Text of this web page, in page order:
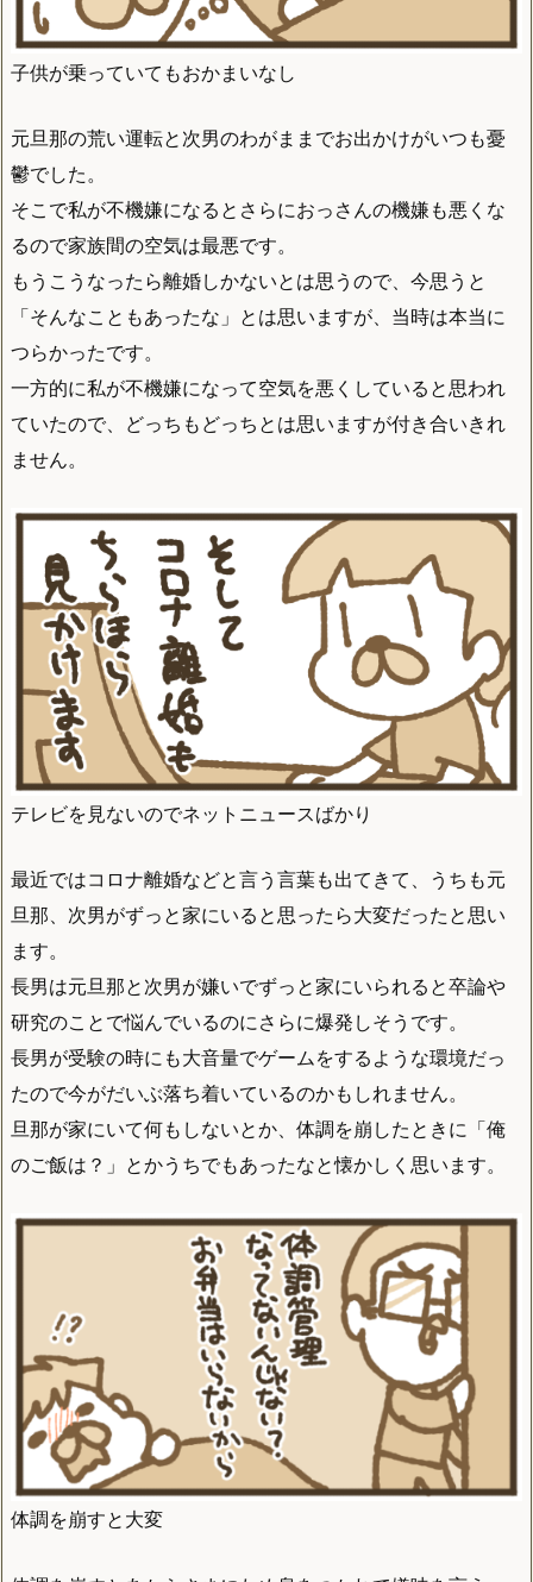
子供が乗っていてもおかまいなし
元旦那の荒い運転と次男のわがままでお出かけがいつも憂
鬱でした。
そこで私が不機嫌になるとさらにおっさんの機嫌も悪くな
るので家族間の空気は最悪です。
もうこうなったら離婚しかないとは思うので、今思うと
「そんなこともあったな」とは思いますが、当時は本当に
つらかったです。
一方的に私が不機嫌になって空気を悪くしていると思われ
ていたので、どっちもどっちとは思いますが付き合いきれ
ません。
テレビを見ないのでネットニュースばかり
最近ではコロナ離婚などと言う言葉も出てきて、うちも元
旦那、次男がずっと家にいると思ったら大変だったと思い
ます。
長男は元旦那と次男が嫌いでずっと家にいられると卒論や
研究のことで悩んでいるのにさらに爆発しそうです。
長男が受験の時にも大音量でゲームをするような環境だっ
たので今がだいぶ落ち着いているのかもしれません。
旦那が家にいて何もしないとか、体調を崩したときに「俺
のご飯は？」とかうちでもあったなと懐かしく思います。
体調を崩すと大変